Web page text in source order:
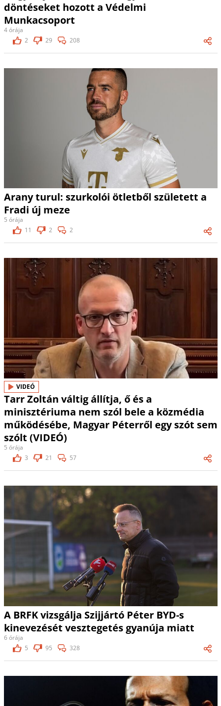
döntéseket hozott a Védelmi
Munkacsoport
4 órája
2
29 208
Arany turul: szurkolói ötletből született a
Fradi új meze
5 órája
11
2 2
VIDEÓ
Tarr Zoltán váltig állítja, ő és a
minisztériuma nem szól bele a közmédia
működésébe, Magyar Péterről egy szót sem
szólt (VIDEÓ)
5 órája
3
21 57
A BRFK vizsgálja Szijjártó Péter BYD-s
kinevezését vesztegetés gyanúja miatt
6 órája
5
95 328